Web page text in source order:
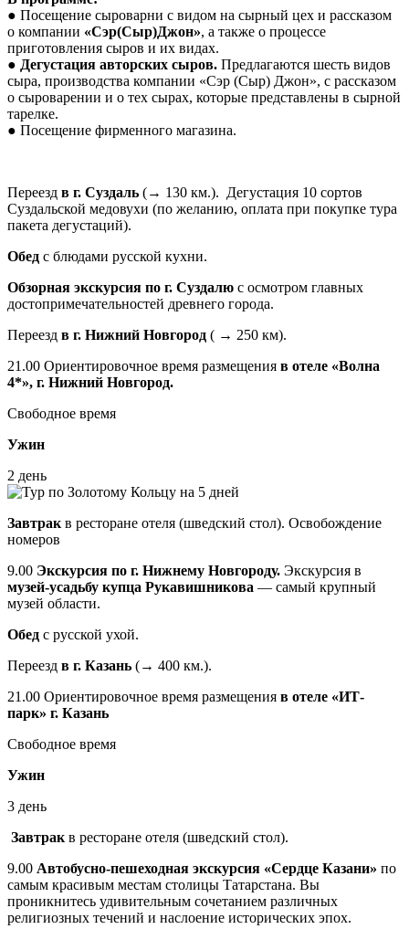
● Посещение сыроварни с видом на сырный цех и рассказом
о компании «Сэр(Сыр)Джон», а также о процессе
приготовления сыров и их видах.
● Дегустация авторских сыров. Предлагаются шесть видов
сыра, производства компании «Сэр (Сыр) Джон», с рассказом
о сыроварении и о тех сырах, которые представлены в сырной
тарелке.
● Посещение фирменного магазина.
Переезд в г. Суздаль (→ 130 км.). Дегустация 10 сортов
Суздальской медовухи (по желанию, оплата при покупке тура
пакета дегустаций).
Обед с блюдами русской кухни.
Обзорная экскурсия по г. Суздалю с осмотром главных
достопримечательностей древнего города.
Переезд в г. Нижний Новгород ( → 250 км).
21.00 Ориентировочное время размещения в отеле «Волна
4*», г. Нижний Новгород.
Свободное время
Ужин
2 день
Завтрак в ресторане отеля (шведский стол). Освобождение
номеров
9.00 Экскурсия по г. Нижнему Новгороду. Экскурсия в
музей-усадьбу купца Рукавишникова — самый крупный
музей области.
Обед с русской ухой.
Переезд в г. Казань (→ 400 км.).
21.00 Ориентировочное время размещения в отеле «ИТ-
парк» г. Казань
Свободное время
Ужин
3 день
Завтрак в ресторане отеля (шведский стол).
9.00 Автобусно-пешеходная экскурсия «Сердце Казани» по
самым красивым местам столицы Татарстана. Вы
проникнитесь удивительным сочетанием различных
религиозных течений и наслоение исторических эпох.